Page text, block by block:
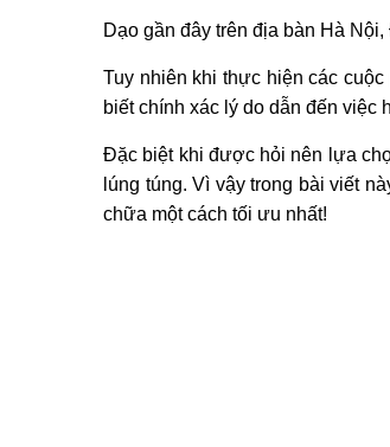
Dạo gần đây trên địa bàn Hà
Tuy nhiên khi thực hiện các
biết chính xác lý do dẫn đến việc
Đặc biệt khi được hỏi nên lựa
lúng túng. Vì vậy trong bài viết
chữa một cách tối ưu nhất!